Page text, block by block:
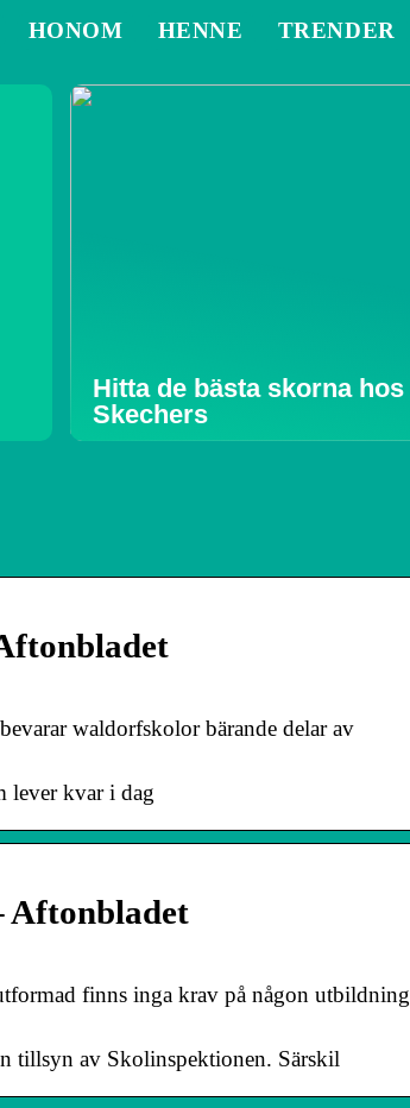
HONOM HENNE TRENDER
Hitta de bästa skorna hos
Skechers
waldorfskolor bärande delar av
lever kvar i dag
Aftonbladet
finns inga krav på någon utbildning
tillsyn av Skolinspektionen. Särskil